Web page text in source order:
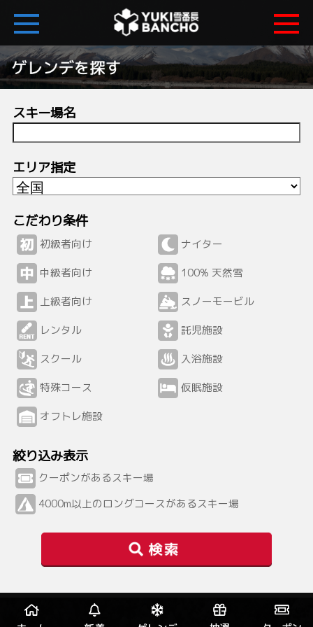
スキー場名
エリア指定
こだわり条件
初級者向け
ナイター
中級者向け
100% 天然雪
上級者向け
スノーモービル
レンタル
託児施設
スクール
入浴施設
特殊コース
仮眠施設
オフトレ施設
絞り込み表示
クーポンがあるスキー場
4000m以上のロングコースがあるスキー場